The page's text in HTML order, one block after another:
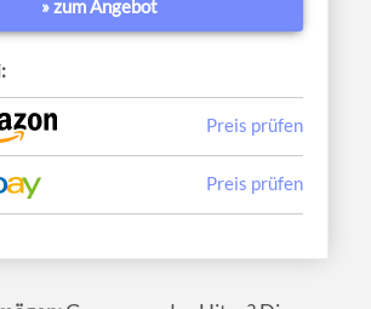
» zum Angebot
Preis prüfen
Preis prüfen